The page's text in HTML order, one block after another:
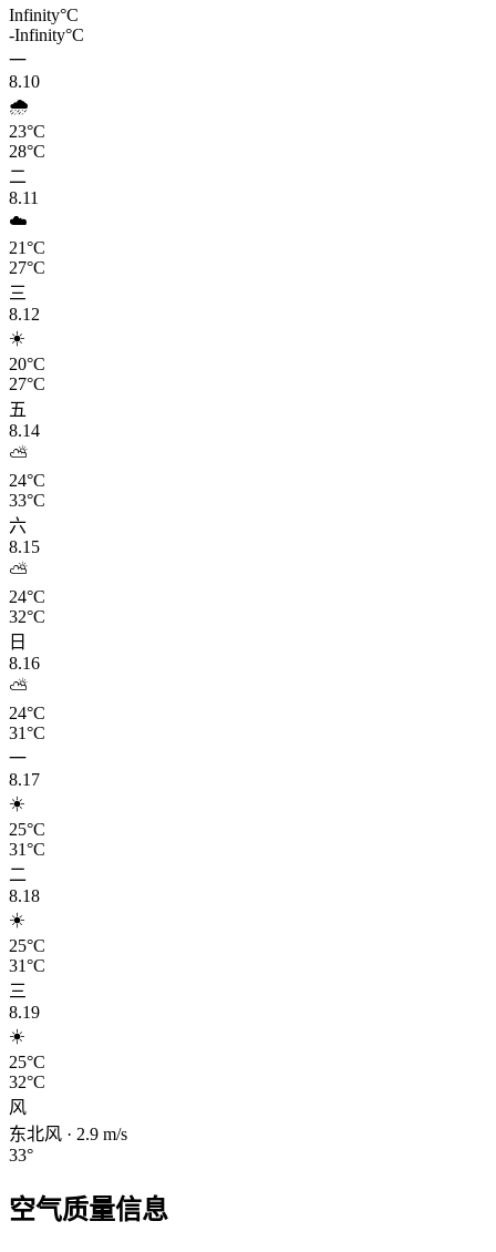
Infinity°C
-Infinity°C
一
8.10
🌧️
23°C
28°C
二
8.11
☁️
21°C
27°C
三
8.12
☀️
20°C
27°C
五
8.14
⛅
24°C
33°C
六
8.15
⛅
24°C
32°C
日
8.16
⛅
24°C
31°C
一
8.17
☀️
25°C
31°C
二
8.18
☀️
25°C
31°C
三
8.19
☀️
25°C
32°C
风
东北风 · 2.9 m/s
33°
空气质量信息